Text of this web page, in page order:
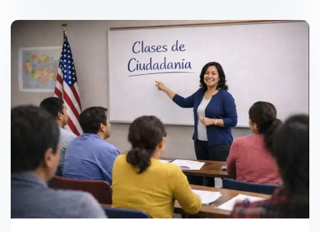
de las primeras decisiones que aparecen en el
camino es…